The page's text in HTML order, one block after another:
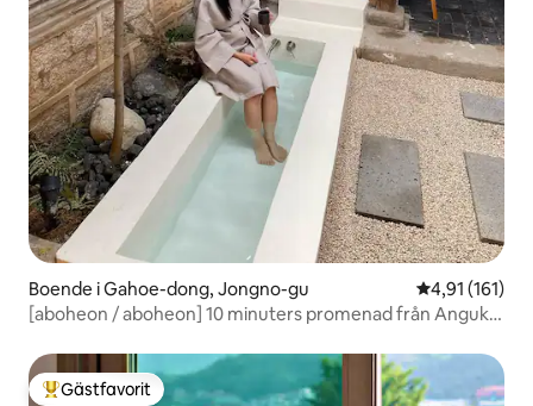
Boende i Gahoe-dong, Jongno-gu 4,91 av 5 i
4,91 (161)
[aboheon / aboheon] 10 minuters promenad från Anguk
Populär gästfavorit
Gästfavorit